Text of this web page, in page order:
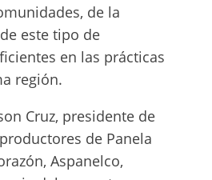
de la
este tipo de
en las prácticas
región.
Cruz, presidente de
de Panela
Aspanelco,